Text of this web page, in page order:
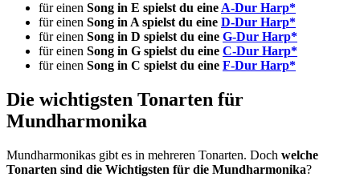
für einen Song in E spielst du eine A-Dur Harp*
für einen Song in A spielst du eine D-Dur Harp*
für einen Song in D spielst du eine G-Dur Harp*
für einen Song in G spielst du eine C-Dur Harp*
für einen Song in C spielst du eine F-Dur Harp*
Die wichtigsten Tonarten für
Mundharmonika
Mundharmonikas gibt es in mehreren Tonarten. Doch welche
Tonarten sind die Wichtigsten für die Mundharmonika?